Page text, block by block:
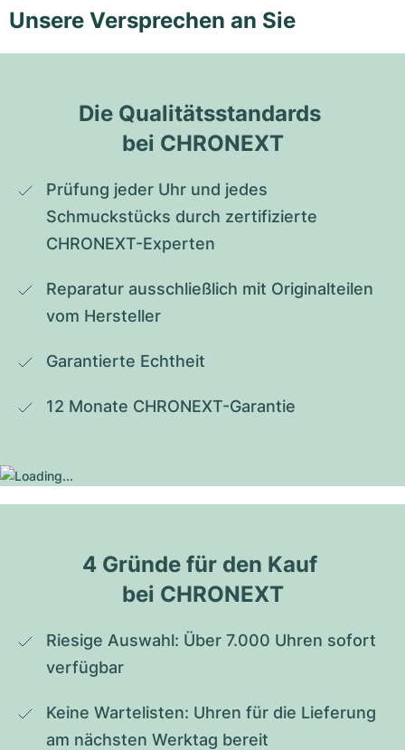
Unsere Versprechen an Sie
Die Qualitätsstandards
bei CHRONEXT
Prüfung jeder Uhr und jedes
Schmuckstücks durch zertifizierte
CHRONEXT-Experten
Reparatur ausschließlich mit Originalteilen
vom Hersteller
Garantierte Echtheit
12 Monate CHRONEXT-Garantie
4 Gründe für den Kauf
bei CHRONEXT
Riesige Auswahl: Über 7.000 Uhren sofort
verfügbar
Keine Wartelisten: Uhren für die Lieferung
am nächsten Werktag bereit